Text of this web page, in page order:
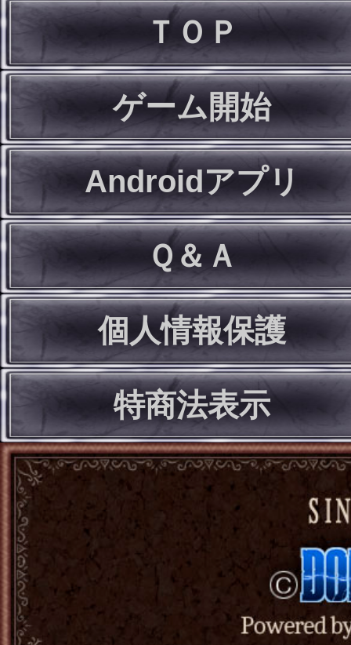
ＴＯＰ
ゲーム開始
Androidアプリ
Ｑ＆Ａ
個人情報保護
特商法表示